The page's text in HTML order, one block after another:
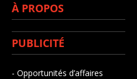
À PROPOS
PUBLICITÉ
- Opportunités d’affaires